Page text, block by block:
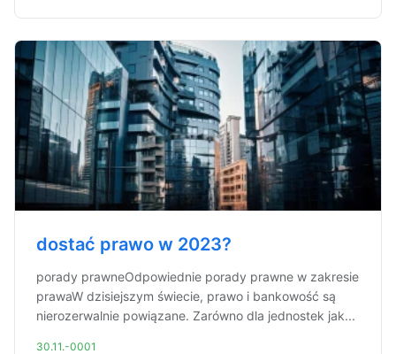
dostać prawo w 2023?
porady prawneOdpowiednie porady prawne w zakresie
prawaW dzisiejszym świecie, prawo i bankowość są
nierozerwalnie powiązane. Zarówno dla jednostek jak...
30.11.-0001